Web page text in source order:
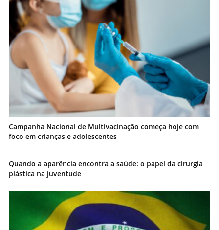
Campanha Nacional de Multivacinação começa hoje com
foco em crianças e adolescentes
Quando a aparência encontra a saúde: o papel da cirurgia
plástica na juventude